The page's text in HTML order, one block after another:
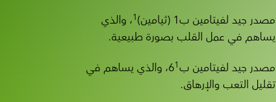
مصدر جيد لفيتامين ب1 (ثيامين) 1، والذي
يساهم في عمل القلب بصورة طبيعية.
مصدر جيد لفيتامين ب61 ، والذي يساهم في
تقليل التعب والإرهاق.